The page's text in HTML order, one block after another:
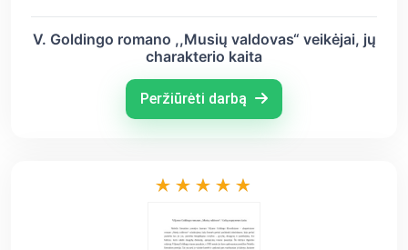
V. Goldingo romano ,,Musių valdovas“ veikėjai, jų
charakterio kaita
Peržiūrėti darbą